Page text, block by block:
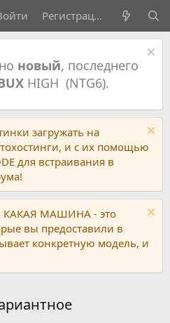
Регистрация
новый, последнего
HIGH (NTG6).
загружать на
и с их помощью
для встраивания в
: КАКАЯ МАШИНА - это
вы предоставили в
конкретную модель, и